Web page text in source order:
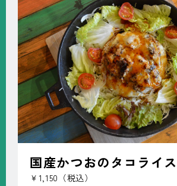
国産かつおのタコライス
￥1,150（税込）